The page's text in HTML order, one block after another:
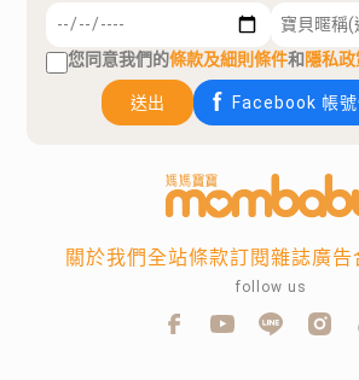
您同意我們的條款及細則條件和隱私
送出 Facebook 帳號
關於我們全站條款訂閱雜誌廣告
follow us